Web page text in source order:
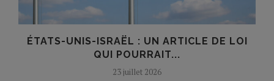
ÉTATS-UNIS-ISRAËL : UN ARTICLE DE LOI
QUI POURRAIT...
23 juillet 2026